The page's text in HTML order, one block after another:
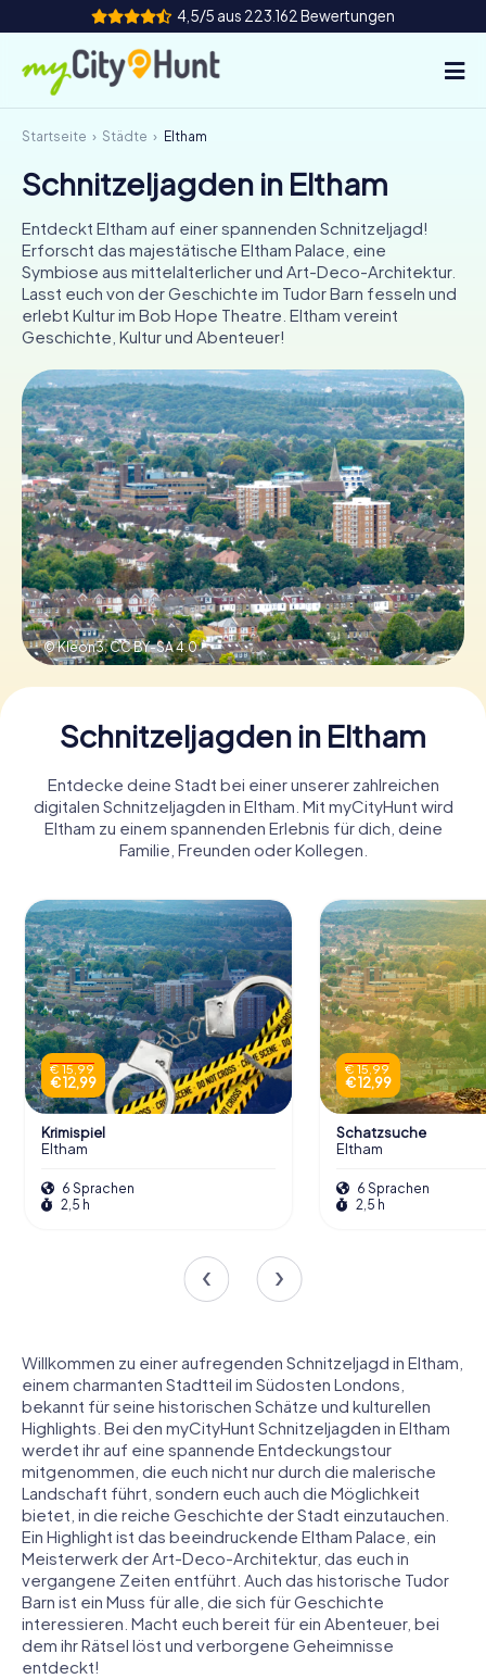
4,5/5 aus 223.162 Bewertungen
So funktioniert's
Städte
Touren
Teamevent
Tickets
INT AT CH
DE
ES
FR UK
IE
IT
NL
Tickets buchen
Gutscheine bestellen
Startseite Städte Eltham
Schnitzeljagden in Eltham
Entdeckt Eltham auf einer spannenden Schnitzeljagd!
Erforscht das majestätische Eltham Palace, eine
Symbiose aus mittelalterlicher und Art-Deco-Architektur.
Lasst euch von der Geschichte im Tudor Barn fesseln und
erlebt Kultur im Bob Hope Theatre. Eltham vereint
Geschichte, Kultur und Abenteuer!
© Kleon3,CC BY-SA 4.0
Schnitzeljagden in Eltham
Entdecke deine Stadt bei einer unserer zahlreichen
digitalen Schnitzeljagden in Eltham. Mit myCityHunt wird
Eltham zu einem spannenden Erlebnis für dich, deine
Familie, Freunden oder Kollegen.
€ 15,99
€ 12,99
Krimispiel
Eltham
6 Sprachen
2,5 h
€ 15,99
€ 12,99
Schatzsuche
Eltham
6 Sprachen
2,5 h
Willkommen zu einer aufregenden Schnitzeljagd in Eltham,
einem charmanten Stadtteil im Südosten Londons,
bekannt für seine historischen Schätze und kulturellen
Highlights. Bei den myCityHunt Schnitzeljagden in Eltham
werdet ihr auf eine spannende Entdeckungstour
mitgenommen, die euch nicht nur durch die malerische
Landschaft führt, sondern euch auch die Möglichkeit
bietet, in die reiche Geschichte der Stadt einzutauchen.
Ein Highlight ist das beeindruckende Eltham Palace, ein
Meisterwerk der Art-Deco-Architektur, das euch in
vergangene Zeiten entführt. Auch das historische Tudor
Barn ist ein Muss für alle, die sich für Geschichte
interessieren. Macht euch bereit für ein Abenteuer, bei
dem ihr Rätsel löst und verborgene Geheimnisse
entdeckt!